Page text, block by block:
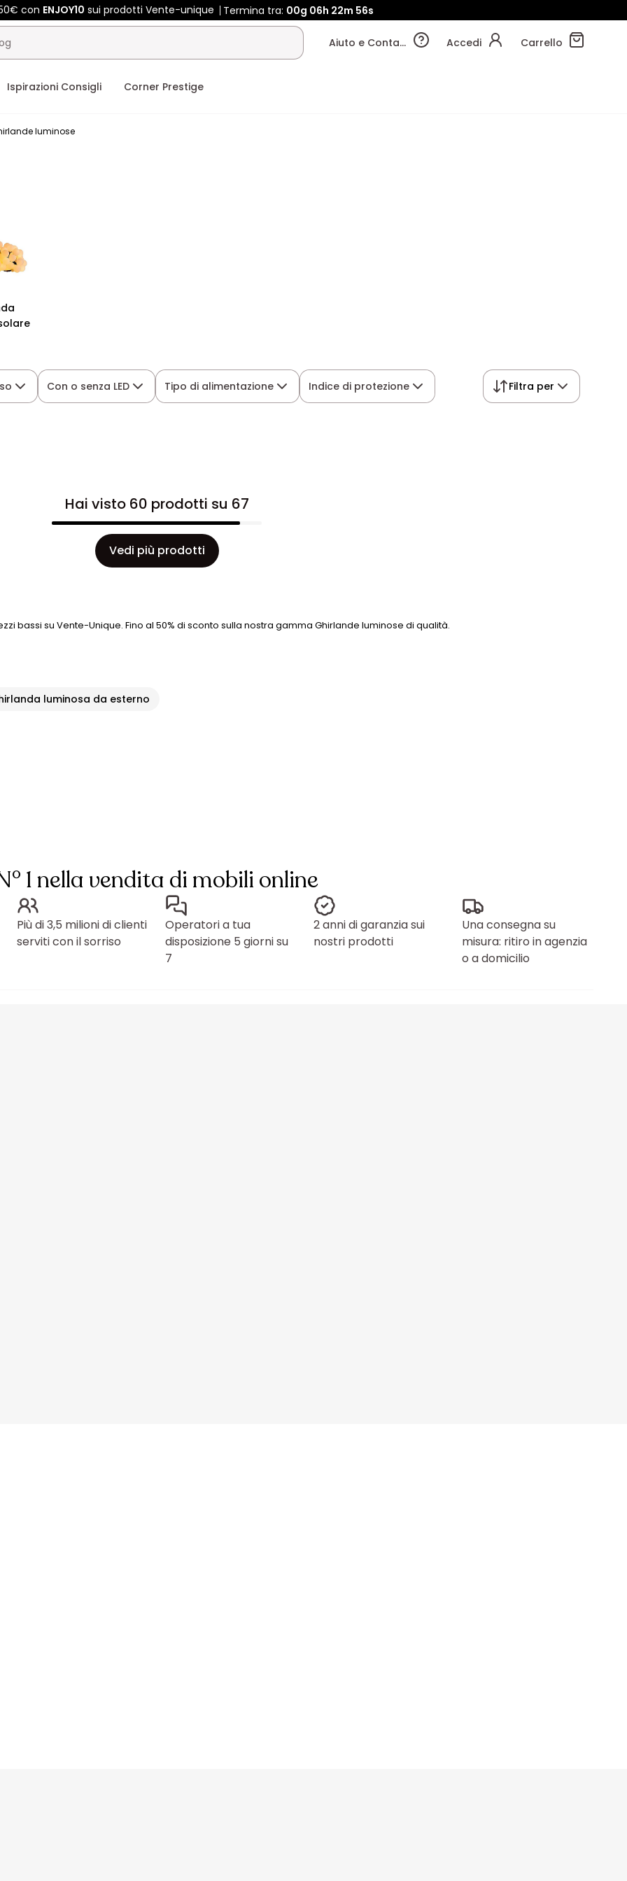
con ENJOY10 sui prodotti Vente-unique Termina tra: 00g 06h 22m 55s
Aiuto e Contatti Accedi Carrello
Ispirazioni Consigli Corner Prestige
luminose
Con o senza LED Tipo di alimentazione Indice di protezione Filtra per
Hai visto 60 prodotti su 67
Vedi più prodotti
bassi su Vente-Unique. Fino al 50% di sconto sulla nostra gamma Ghirlande luminose di qualità.
luminosa da esterno
1 nella vendita di mobili online
Più di 3,5 milioni di clienti
serviti con il sorriso
Operatori a tua
disposizione 5 giorni su
7
2 anni di garanzia sui
nostri prodotti
Una consegna su
misura: ritiro in agenzia
o a domicilio